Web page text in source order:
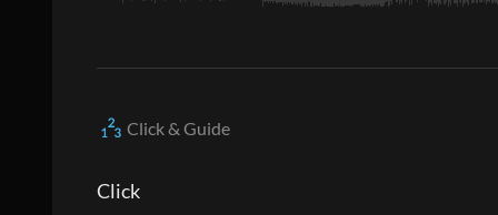
Click & Guide
Click